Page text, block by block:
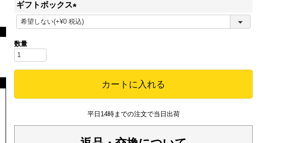
ギフトボックス
(
必
カートに入れる
平日14時までの注文で当日出荷